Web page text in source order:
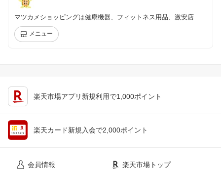
マツカメショッピングは健康機器、フィットネス用品、激安店
メニュー
楽天市場アプリ新規利用で1,000ポイント
楽天カード新規入会で2,000ポイント
会員情報 楽天市場トップ